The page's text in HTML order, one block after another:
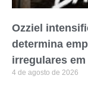
Ozziel
determina
irregulares
4 de agosto de 2026